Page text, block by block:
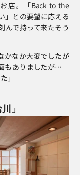
店。「Back to the
」との要望に応える
んで持って来たそう
かなか大変でしたが
もありましたが…
」
」